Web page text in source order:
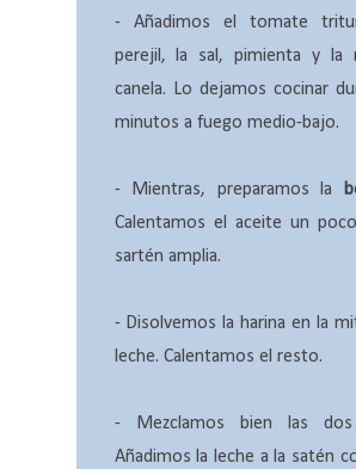
- Añadimos el tomate
perejil, la sal, pimienta y la
canela. Lo dejamos cocinar
minutos a fuego medio-bajo.
- Mientras, preparamos la
Calentamos el aceite un
sartén amplia.
- Disolvemos la harina en la
leche. Calentamos el resto.
- Mezclamos bien las dos
Añadimos la leche a la satén